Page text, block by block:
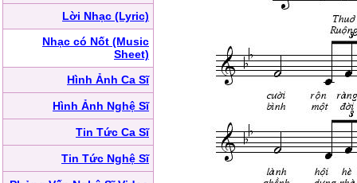
Lời Nhạc (Lyric)
Nhạc có Nốt (Music
Sheet)
Hình Ảnh Ca Sĩ
Hình Ảnh Nghệ Sĩ
Tin Tức Ca Sĩ
Tin Tức Nghệ Sĩ